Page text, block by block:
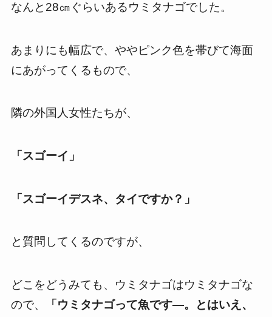
なんと28㎝ぐらいあるウミタナゴでした。
あまりにも幅広で、ややピンク色を帯びて海面
にあがってくるもので、
隣の外国人女性たちが、
「スゴーイ」
「スゴーイデスネ、タイですか？」
と質問してくるのですが、
どこをどうみても、ウミタナゴはウミタナゴな
ので、
「ウミタナゴって魚です―。とはいえ、